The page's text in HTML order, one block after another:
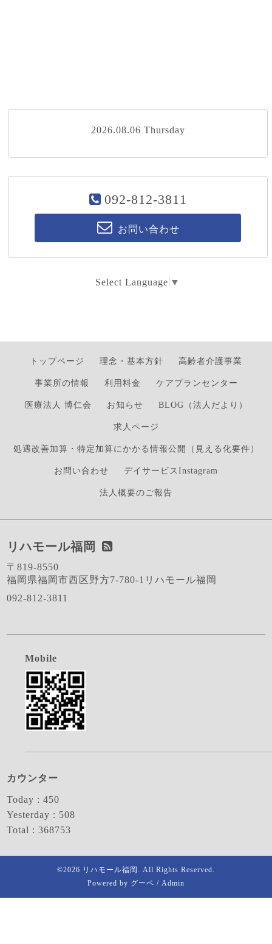
2026.08.06 Thursday
092-812-3811
お問い合わせ
Select Language ▼
トップページ 理念・基本方針 高齢者介護事業
事業所の情報 利用料金 ケアプランセンター
医療法人 博仁会 お知らせ BLOG（法人だより）
求人ページ
処遇改善加算・特定加算にかかる情報公開（見える化要件）
お問い合わせ デイサービスInstagram
法人概要のご報告
リハモール福岡
〒819-8550
福岡県福岡市西区野方7-780-1リハモール福岡
092-812-3811
Mobile
カウンター
Today :450
Yesterday : 508
Total :368753
©2026 リハモール福岡 . All Rights Reserved.
Powered by グーペ / Admin